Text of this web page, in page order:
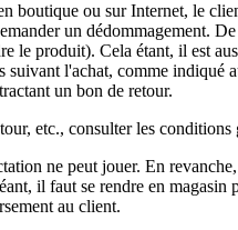
boutique ou sur Internet, le
un dédommagement.
le produit). Cela étant, il est
l'achat, comme
un bon de retour.
etc., consulter les conditions
ne peut jouer. En
il faut se rendre en
au client.